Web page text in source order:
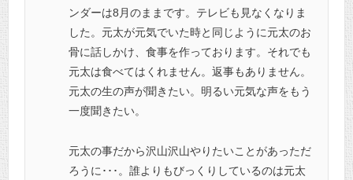
ンダーは8月のままです。テレビも見なくなりま
した。元太が元気でいた時と同じように元太のお
骨に話しかけ、食事を作っております。 それでも
元太は食べてはくれません。返事もありません。
元太の生の声が聞きたい。明るい元気な声をもう
一度聞きたい。
元太の事だから沢山沢山やりたいことがあっただ
ろうに･･･。 誰よりもびっくりしているのは元太